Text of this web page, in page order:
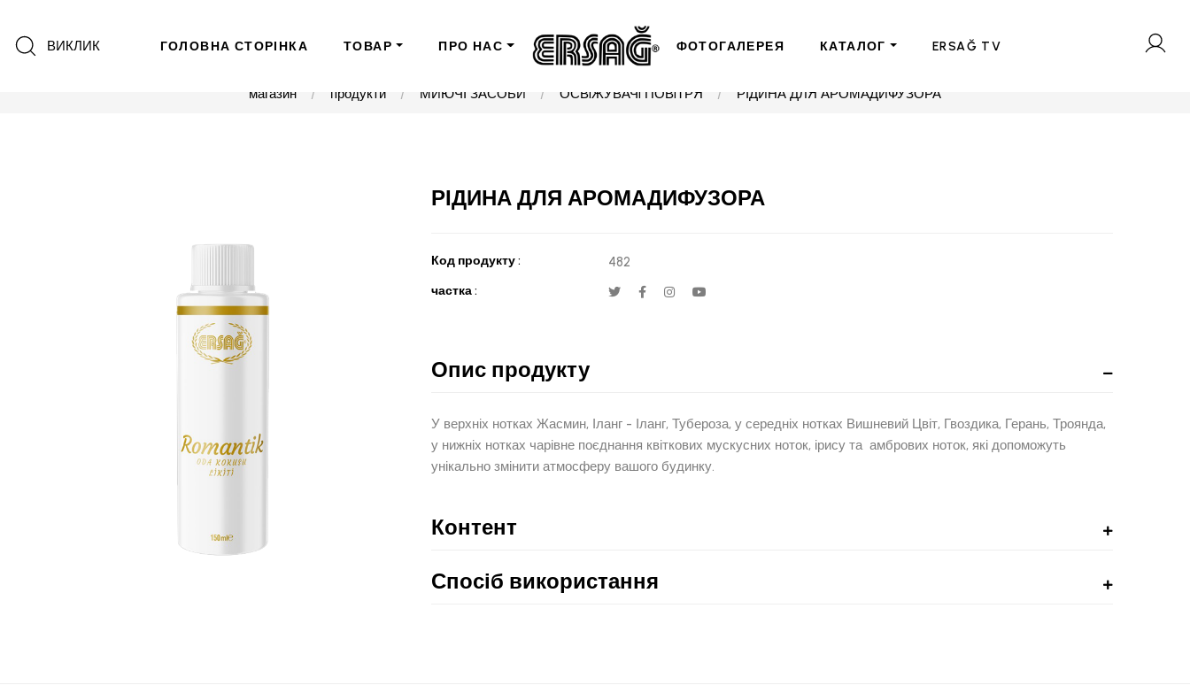
ВИКЛИК ГОЛОВНА СТОРІНКА ТОВАР ПРО НАС ФОТОГАЛЕРЕЯ КАТАЛОГ ERSAĞ TV
магазин продукти МИЮЧІ ЗАСОБИ ОСВiЖУВАЧi ПОВiТРЯ РІДИНА ДЛЯ АРОМАДИФУЗОРА
РІДИНА ДЛЯ АРОМАДИФУЗОРА
Код продукту : 482
частка :
Опис продукту
У верхніх нотках Жасмин, Іланг - Іланг, Тубероза, у середніх нотках Вишневий Цвіт, Гвоздика, Герань, Троянда,
у нижніх нотках чарівне поєднання квіткових мускусних ноток, ірису та амбрових ноток, які допоможуть
унікально змінити атмосферу вашого будинку.
Контент
Спосіб використання